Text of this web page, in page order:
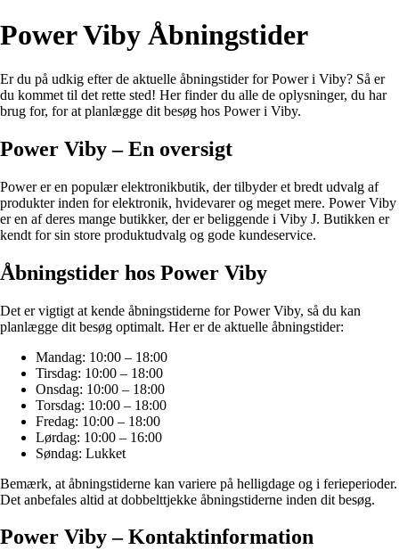
Power Viby Åbningstider
Er du på udkig efter de aktuelle åbningstider for Power i Viby? Så er
du kommet til det rette sted! Her finder du alle de oplysninger, du har
brug for, for at planlægge dit besøg hos Power i Viby.
Power Viby – En oversigt
Power er en populær elektronikbutik, der tilbyder et bredt udvalg af
produkter inden for elektronik, hvidevarer og meget mere. Power Viby
er en af deres mange butikker, der er beliggende i Viby J. Butikken er
kendt for sin store produktudvalg og gode kundeservice.
Åbningstider hos Power Viby
Det er vigtigt at kende åbningstiderne for Power Viby, så du kan
planlægge dit besøg optimalt. Her er de aktuelle åbningstider:
Mandag: 10:00 – 18:00
Tirsdag: 10:00 – 18:00
Onsdag: 10:00 – 18:00
Torsdag: 10:00 – 18:00
Fredag: 10:00 – 18:00
Lørdag: 10:00 – 16:00
Søndag: Lukket
Bemærk, at åbningstiderne kan variere på helligdage og i ferieperioder.
Det anbefales altid at dobbelttjekke åbningstiderne inden dit besøg.
Power Viby – Kontaktinformation